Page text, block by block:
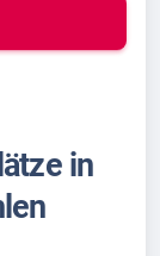
in